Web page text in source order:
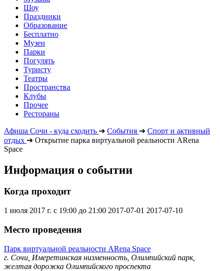
Шоу
Праздники
Образование
Бесплатно
Музеи
Парки
Погулять
Туристу
Театры
Пространства
Клубы
Прочее
Рестораны
Афиша Сочи - куда сходить ➔ События ➔ Спорт и активный
отдых ➔ Открытие парка виртуальной реальности ARena
Space
Информация о событии
Когда проходит
1 июля 2017 г. с 19:00 до 21:00 2017-07-01 2017-07-10
Место проведения
Парк виртуальной реальности ARena Space
г. Сочи, Имеретинская низменность, Олимпийский парк,
желтая дорожка Олимпийского проспекта